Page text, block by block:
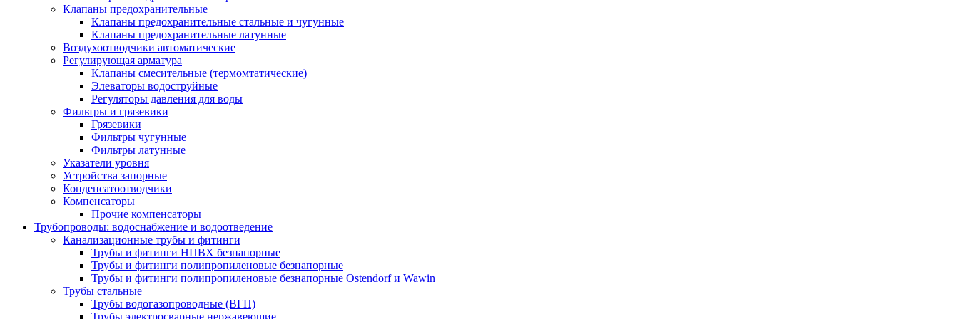
Клапаны предохранительные
Клапаны предохранительные стальные и чугунные
Клапаны предохранительные латунные
Воздухоотводчики автоматические
Регулирующая арматура
Клапаны смесительные (термомтатические)
Элеваторы водоструйные
Регуляторы давления для воды
Фильтры и грязевики
Грязевики
Фильтры чугунные
Фильтры латунные
Указатели уровня
Устройства запорные
Конденсатоотводчики
Компенсаторы
Прочие компенсаторы
Трубопроводы: водоснабжение и водоотведение
Канализационные трубы и фитинги
Трубы и фитинги НПВХ безнапорные
Трубы и фитинги полипропиленовые безнапорные
Трубы и фитинги полипропиленовые безнапорные Ostendorf и Wawin
Трубы стальные
Трубы водогазопроводные (ВГП)
Трубы электросварные нержавеющие